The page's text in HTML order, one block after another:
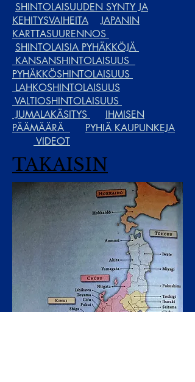
SHINTOLAISUUDEN SYNTY JA
KEHITYSVAIHEITA
JAPANIN
KARTTASUURENNOS
SHINTOLAISIA PYHÄKKÖJÄ
KANSANSHINTOLAISUUS
PYHÄKKÖSHINTOLAISUUS
LAHKOSHINTOLAISUUS
VALTIOSHINTOLAISUUS
JUMALAKÄSITYS
IHMISEN
PÄÄMÄÄRÄ
PYHIÄ KAUPUNKEJA
VIDEOT
TAKAISIN